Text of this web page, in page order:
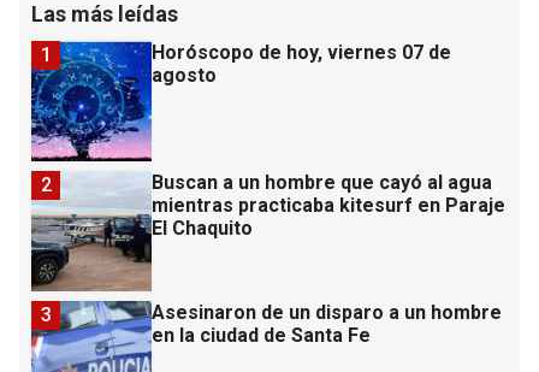
Las más leídas
Horóscopo de hoy, viernes 07 de
agosto
1
Buscan a un hombre que cayó al agua
mientras practicaba kitesurf en Paraje
El Chaquito
2
Asesinaron de un disparo a un hombre
en la ciudad de Santa Fe
3